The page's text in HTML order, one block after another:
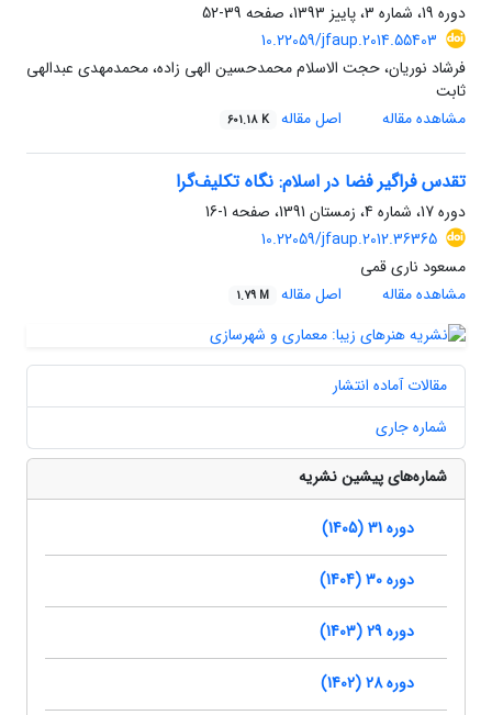
دوره 19، شماره 3، پاییز 1393، صفحه
39-52
10.22059/jfaup.2014.55403
فرشاد نوریان، حجت الاسلام محمدحسین الهی زاده، محمدمهدی عبدالهی
ثابت
مشاهده مقاله
اصل مقاله 601.18 K
تقدس فراگیر فضا در اسلام: نگاه تکلیف‌گرا
دوره 17، شماره 4، زمستان 1391، صفحه
1-16
10.22059/jfaup.2012.36365
مسعود ناری قمی
مشاهده مقاله
اصل مقاله 1.79 M
مقالات آماده انتشار
شماره جاری
شماره‌های پیشین نشریه
دوره 31 (1405)
دوره 30 (1404)
دوره 29 (1403)
دوره 28 (1402)